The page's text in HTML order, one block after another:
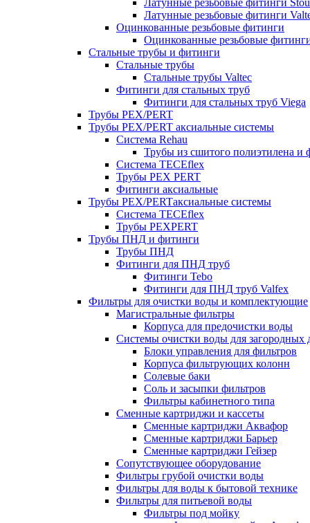
Латунные резьбовые фитинги
Латунные резьбовые фитинги
Оцинкованные резьбовые фитинги
Оцинкованные резьбовые
Стальные трубы и фитинги
Стальные трубы
Стальные трубы Valtec
Фитинги для стальных труб
Фитинги для стальных труб Viega
Трубы PEX/PERT
Трубы PEX/PERT аксиальные системы
Система Rehau
Трубы из сшитого полиэтилена и
Система TECEflex
Трубы PEX PERT
Фитинги аксиальные
Трубы PEX/PERTаксиальные системы
Система TECEflex
Трубы PEXPERT
Трубы ПНД и фитинги
Трубы ПНД
Фитинги для ПНД труб
Фитинги Tebo
Фитинги для ПНД труб Valfex
Фильтры для очистки воды и комплектующие
Магистральные фильтры
Корпуса для предочистки воды
Системы очистки воды для загородных
Блоки управления для фильтров
Корпуса фильтрующих колонн
Солевые баки
Соль и засыпки фильтров
Фильтры кабинетного типа
Сменные картриджи и кассеты
Сменные картриджи Аквафор
Сменные картриджи Барьер
Сменные картриджи Гейзер
Сопутствующее оборудование
Фильтры грубой очистки воды
Фильтры для воды к бытовой технике
Фильтры для питьевой воды
Фильтры под мойку